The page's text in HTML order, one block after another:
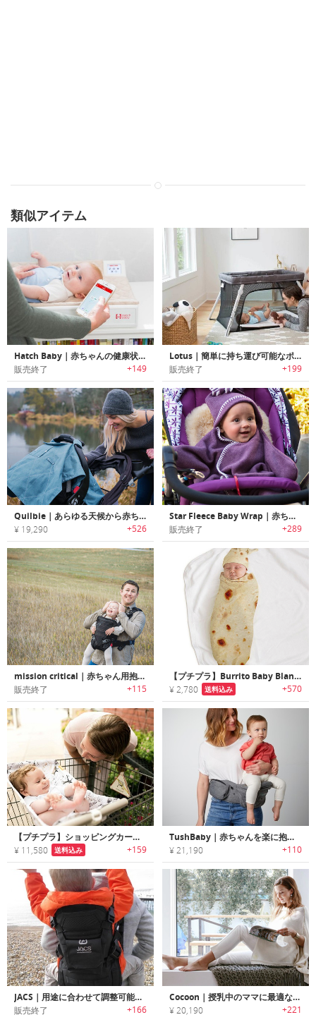
類似アイテム
Hatch Baby｜赤ちゃんの健康状態を自動で記録するWiFi スケール内蔵のおむつ替えパッド「ハッチベイビー」
販売終了 +149
Lotus｜簡単に持ち運び可能なポータブルベビーベッド「ロータス」
販売終了 +199
Quilbie｜あらゆる天候から赤ちゃんを守る3 in 1ベビーカーカバー「クイルビー」
¥ 19,290 +526
Star Fleece Baby Wrap｜赤ちゃん用星型フリースおくるみ
販売終了 +289
mission critical｜赤ちゃん用抱っこ紐「ベビーキャリー」
販売終了 +115
【プチプラ】Burrito Baby Blanket｜食べたくなるほどキュートなハット付きベビーブリトーブランケット
¥ 2,780 送料込み +570
【プチプラ】ショッピングカートに取付けられるベビー用ハンモック
¥ 11,580 送料込み +159
TushBaby｜赤ちゃんを楽に抱っこできる育児用ウエストシートバッグ「トゥッシュベビー」
¥ 21,190 +110
JACS｜用途に合わせて調整可能なベビーキャリー「ジャックス」
販売終了 +166
Cocoon｜授乳中のママに最適なストールデザインのスタイリッシュ授乳ラップ「コクーン」
¥ 20,190 +221